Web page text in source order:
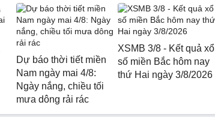
Dự báo thời tiết miền
Nam ngày mai 4/8:
Ngày nắng, chiều tối
mưa dông rải rác
XSMB 3/8 - Kết quả xổ
số miền Bắc hôm nay
thứ Hai ngày 3/8/2026